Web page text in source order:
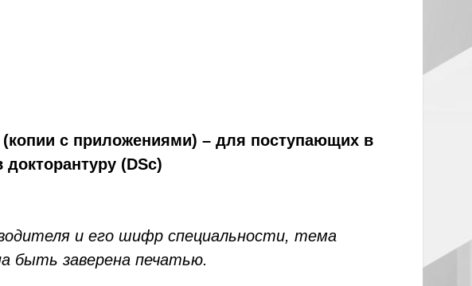
с приложениями) – для поступающих в
(DSc)
и его шифр специальности, тема
быть заверена печатью.